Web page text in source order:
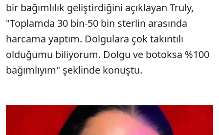
bir bağımlılık geliştirdiğini açıklayan Truly,
"Toplamda 30 bin-50 bin sterlin arasında
harcama yaptım. Dolgulara çok takıntılı
olduğumu biliyorum. Dolgu ve botoksa %100
bağımlıyım" şeklinde konuştu.